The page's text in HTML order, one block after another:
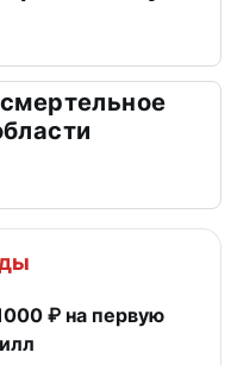
₽ на первую